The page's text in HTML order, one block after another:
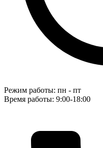
Режим работы: пн - пт
Время работы: 9:00-18:00